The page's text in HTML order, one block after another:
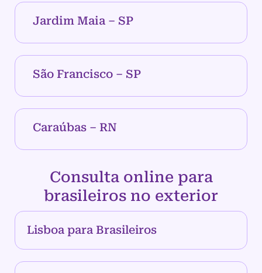
Jardim Maia – SP
São Francisco – SP
Caraúbas – RN
Consulta online para
brasileiros no exterior
Lisboa para Brasileiros